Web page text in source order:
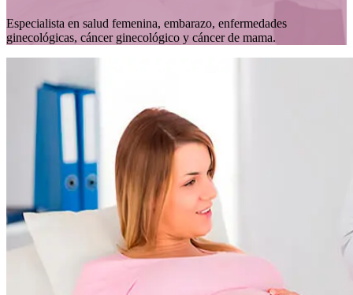
Especialista en salud femenina, embarazo, enfermedades
ginecológicas, cáncer ginecológico y cáncer de mama.